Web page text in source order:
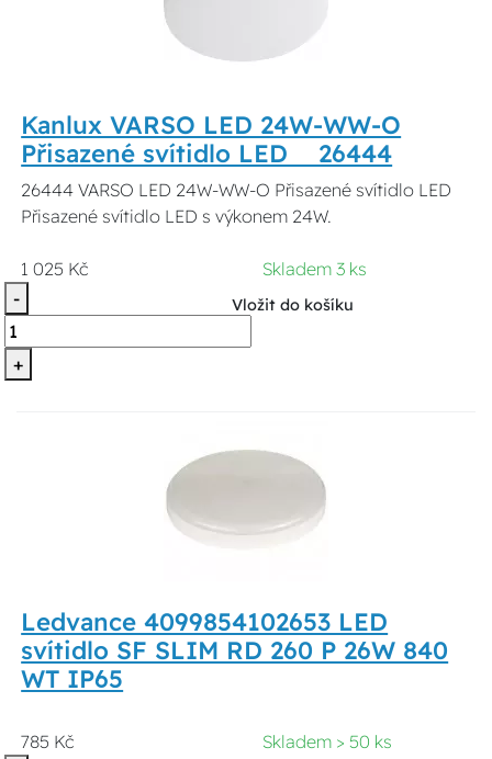
Kanlux VARSO LED 24W-WW-O
Přisazené svítidlo LED 26444
26444 VARSO LED 24W-WW-O Přisazené svítidlo LED
Přisazené svítidlo LED s výkonem 24W.
1 025 Kč
Skladem 3 ks
-
+
Vložit do košíku
Ledvance 4099854102653 LED
svítidlo SF SLIM RD 260 P 26W 840
WT IP65
785 Kč
Skladem > 50 ks